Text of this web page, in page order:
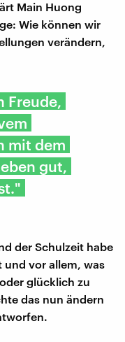
Main Huong
Wie können wir
verändern,
Freude,
mit dem
gut,
der Schulzeit habe
und vor allem, was
glücklich zu
das nun ändern